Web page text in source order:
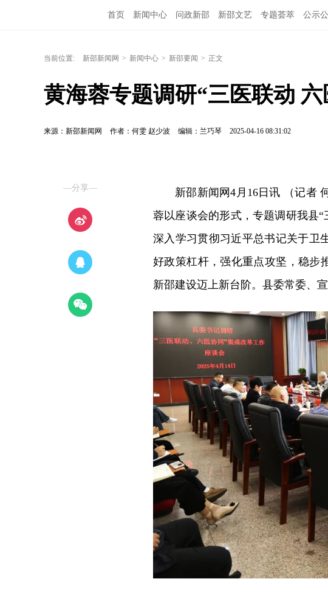
首页 新闻中心 问政新邵 新邵文艺 专题荟萃 公示
当前位置: 新邵新闻网 > 新闻中心 > 新邵要闻 > 正文
黄海蓉专题调研“三医联动
来源：新邵新闻网 作者：何雯 赵少波 编辑：兰巧琴 2025-04-16 08:31:02
—分享—
新邵新闻网4月16日讯 （记者
蓉以座谈会的形式，专题调研我县
深入学习贯彻习近平总书记关于卫
好政策杠杆，强化重点攻坚，稳步
新邵建设迈上新台阶。县委常委、